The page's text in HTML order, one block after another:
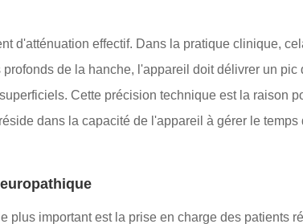
d'atténuation effectif. Dans la pratique clinique,
de la hanche, l'appareil doit délivrer un
Cette précision technique est la raison
dans la capacité de l'appareil à gérer le
important est la prise en charge des patients